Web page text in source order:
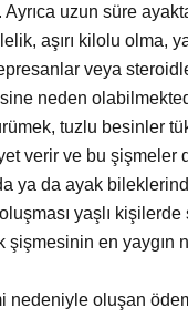
Ayrıca uzun süre
aşırı kilolu olma,
veya
neden
tuzlu besinler
verir ve bu şişmeler
ya da ayak
yaşlı kişilerde
şişmesinin en yaygın
nedeniyle oluşan